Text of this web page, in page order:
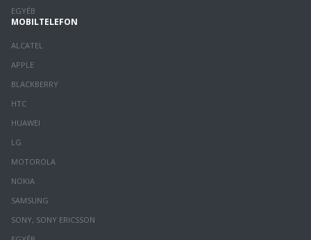
EGYÉB
MOBILTELEFON
ALCATEL
APPLE
BLACKBERRY
HTC
HUAWEI
LG
MOTOROLA
NOKIA
SAMSUNG
SONY, SONY ERICSSON